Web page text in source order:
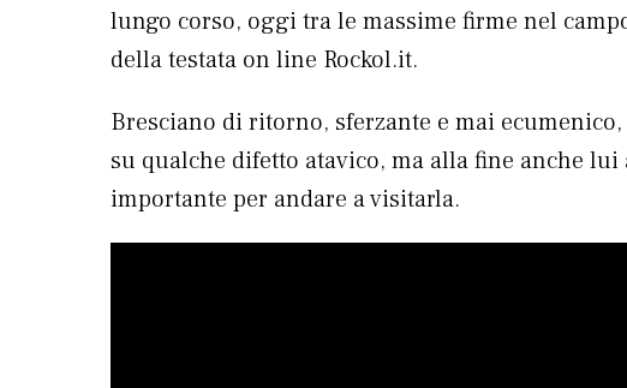
lungo corso, oggi tra le massime firme nel
della testata on line Rockol.it.
Bresciano di ritorno, sferzante e mai
su qualche difetto atavico, ma alla fine anche
importante per andare a visitarla.